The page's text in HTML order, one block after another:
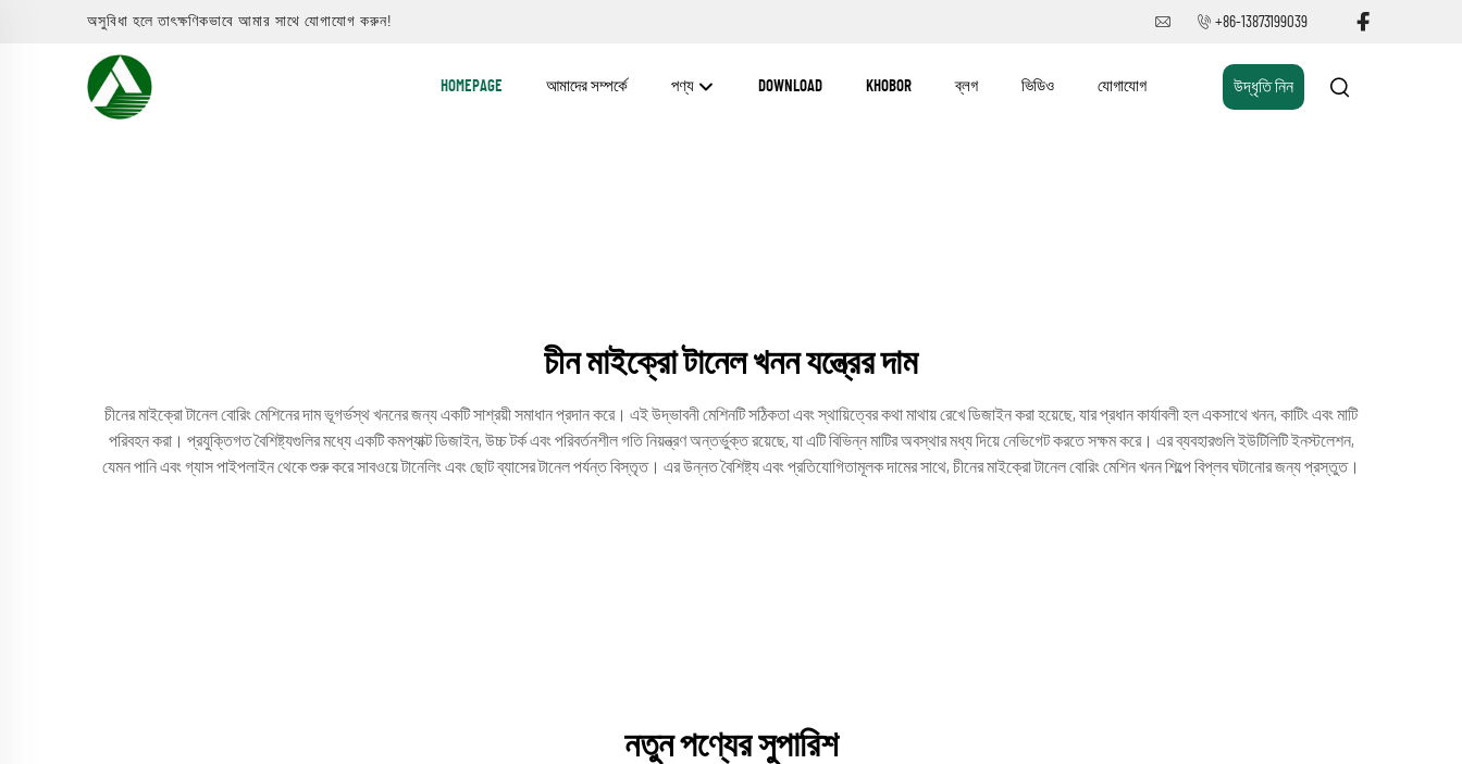
অসুবিধা হলে তাৎক্ষণিকভাবে আমার সাথে যোগাযোগ করুন! +86-13873199039
HOMEPAGE আমাদের সম্পর্কে পণ্য DOWNLOAD KHOBOR ব্লগ ভিডিও যোগাযোগ উদ্ধৃতি নিন
চীন মাইক্রো টানেল খনন যন্ত্রের দাম
চীনের মাইক্রো টানেল বোরিং মেশিনের দাম ভূগর্ভস্থ খননের জন্য একটি সাশ্রয়ী সমাধান প্রদান করে। এই উদ্ভাবনী মেশিনটি সঠিকতা এবং স্থায়িত্বের কথা মাথায় রেখে ডিজাইন করা হয়েছে, যার প্রধান কার্যাবলী হল একসাথে খনন, কাটিং এবং মাটি
পরিবহন করা। প্রযুক্তিগত বৈশিষ্ট্যগুলির মধ্যে একটি কমপ্যাক্ট ডিজাইন, উচ্চ টর্ক এবং পরিবর্তনশীল গতি নিয়ন্ত্রণ অন্তর্ভুক্ত রয়েছে, যা এটি বিভিন্ন মাটির অবস্থার মধ্য দিয়ে নেভিগেট করতে সক্ষম করে। এর ব্যবহারগুলি ইউটিলিটি ইনস্টলেশন,
যেমন পানি এবং গ্যাস পাইপলাইন থেকে শুরু করে সাবওয়ে টানেলিং এবং ছোট ব্যাসের টানেল পর্যন্ত বিস্তৃত। এর উন্নত বৈশিষ্ট্য এবং প্রতিযোগিতামূলক দামের সাথে, চীনের মাইক্রো টানেল বোরিং মেশিন খনন শিল্পে বিপ্লব ঘটানোর জন্য প্রস্তুত।
নতুন পণ্যের সুপারিশ